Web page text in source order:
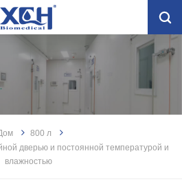
800 л
дверью и постоянной температурой и
влажностью